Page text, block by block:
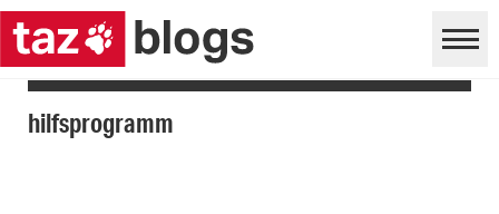
hilfsprogramm